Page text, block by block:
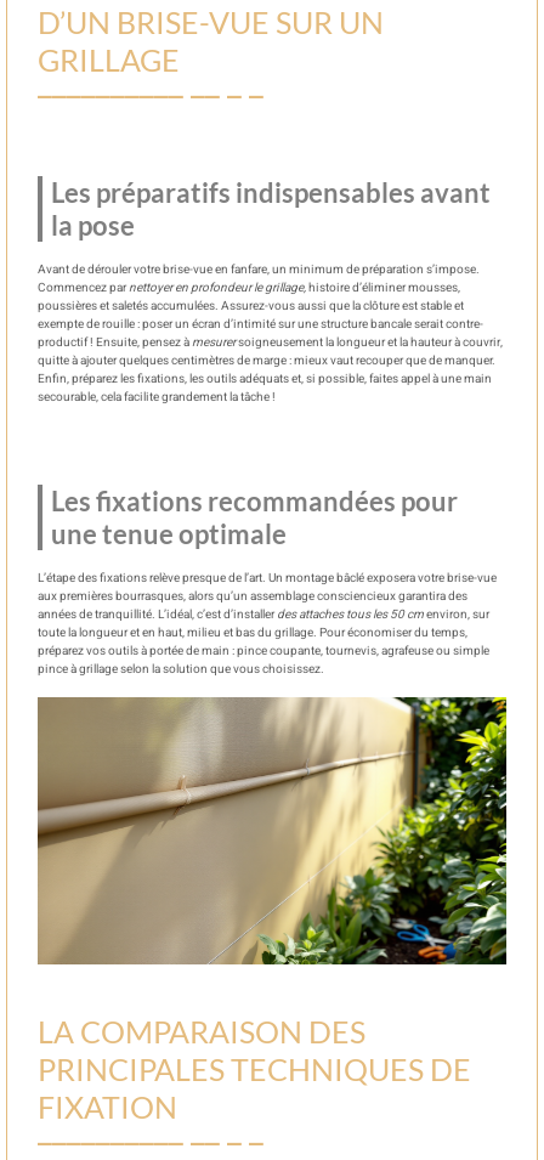
D’UN BRISE-VUE SUR UN
GRILLAGE
Les préparatifs indispensables avant
la pose
Avant de dérouler votre brise-vue en fanfare, un minimum de préparation s’impose.
Commencez parnettoyer en profondeur le grillage,histoire d’éliminer mousses,
poussières et saletés accumulées. Assurez-vous aussi que la clôture est stable et
exempte de rouille : poser un écran d’intimité sur une structure bancale serait contre-
productif ! Ensuite, pensez àmesurersoigneusement la longueur et la hauteur à couvrir,
quitte à ajouter quelques centimètres de marge : mieux vaut recouper que de manquer.
Enfin, préparez les fixations, les outils adéquats et, si possible, faites appel à une main
secourable, cela facilite grandement la tâche !
Les fixations recommandées pour
une tenue optimale
L’étape des fixations relève presque de l’art. Un montage bâclé exposera votre brise-vue
aux premières bourrasques, alors qu’un assemblage consciencieux garantira des
années de tranquillité. L’idéal, c’est d’installer des attaches tous les 50 cmenviron, sur
toute la longueur et en haut, milieu et bas du grillage. Pour économiser du temps,
préparez vos outils à portée de main : pince coupante, tournevis, agrafeuse ou simple
pince à grillage selon la solution que vous choisissez.
LA COMPARAISON DES
PRINCIPALES TECHNIQUES DE
FIXATION